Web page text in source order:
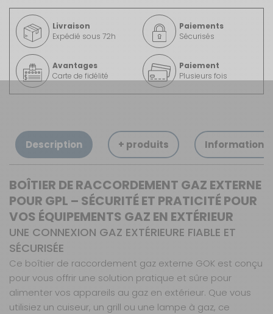
Livraison
Expédié sous 72h
Paiements
Sécurisés
Avantages
Carte de fidélité
Paiement
Plusieurs fois
Description + produits Informations
BOÎTIER DE RACCORDEMENT GAZ EXTERNE
POUR GPL – SÉCURITÉ ET PRATICITÉ POUR
VOS ÉQUIPEMENTS GAZ EN EXTÉRIEUR
UNE CONNEXION GAZ EXTÉRIEURE FIABLE ET
SÉCURISÉE
Ce boîtier de raccordement gaz externe GOK est conçu
pour vous offrir une solution pratique et sûre pour
alimenter vos appareils au gaz en extérieur. Que vous
utilisiez un cuiseur, un grill ou une lampe à gaz, ce